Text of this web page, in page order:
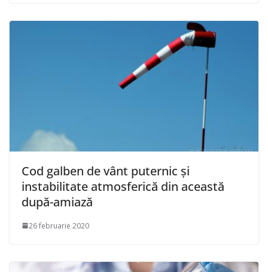
Cod galben de vânt puternic şi
instabilitate atmosferică din această
după-amiază
26 februarie 2020